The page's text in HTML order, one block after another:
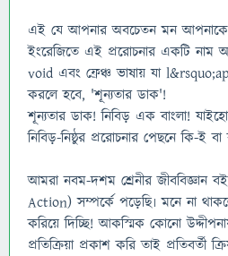
এই যে আপনার অবচেতন মন আপনাকে
ইংরেজিতে এই প্ররোচনার একটি
void এবং ফ্রেঞ্চ ভাষায় যা
করলে হবে, 'শূন্যতার ডাক'!
শূন্যতার ডাক! নিবিড় এক বাংলা!
নিবিড়-নিষ্ঠুর প্ররোচনার পেছনে কি-ই
আমরা নবম-দশম শ্রেনীর জীববিজ্ঞান
Action) সম্পর্কে পড়েছি৷ মনে না
করিয়ে দিচ্ছি! আকস্মিক কোনো
প্রতিক্রিয়া প্রকাশ করি তাই প্রতিবর্তী